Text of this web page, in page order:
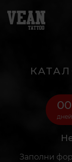
00
дней
Заполни